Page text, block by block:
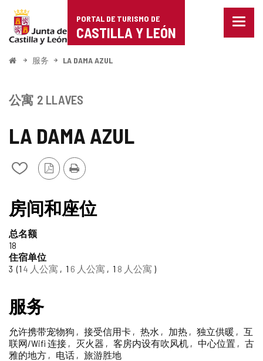
Portal
de
Turismo
Castilla
León
PORTAL DE TURISMO DE
CASTILLA Y LEÓN
菜
开
服务 LA DAMA AZUL
LA DAMA AZUL
从
笔
记
中
加/
删
PDF
版
打
印
公寓 2 LLAVES
房间和座位
总名额
18
住宿单位
3
1 4 人公寓 1 6 人公寓 1 8 人公寓
服务
允许携带宠物狗 接受信用卡 热水 加热 独立供暖
互
联网/Wifi 连接
灭火器 客房内设有吹风机 中心位置
古
雅的地方
电话 旅游胜地